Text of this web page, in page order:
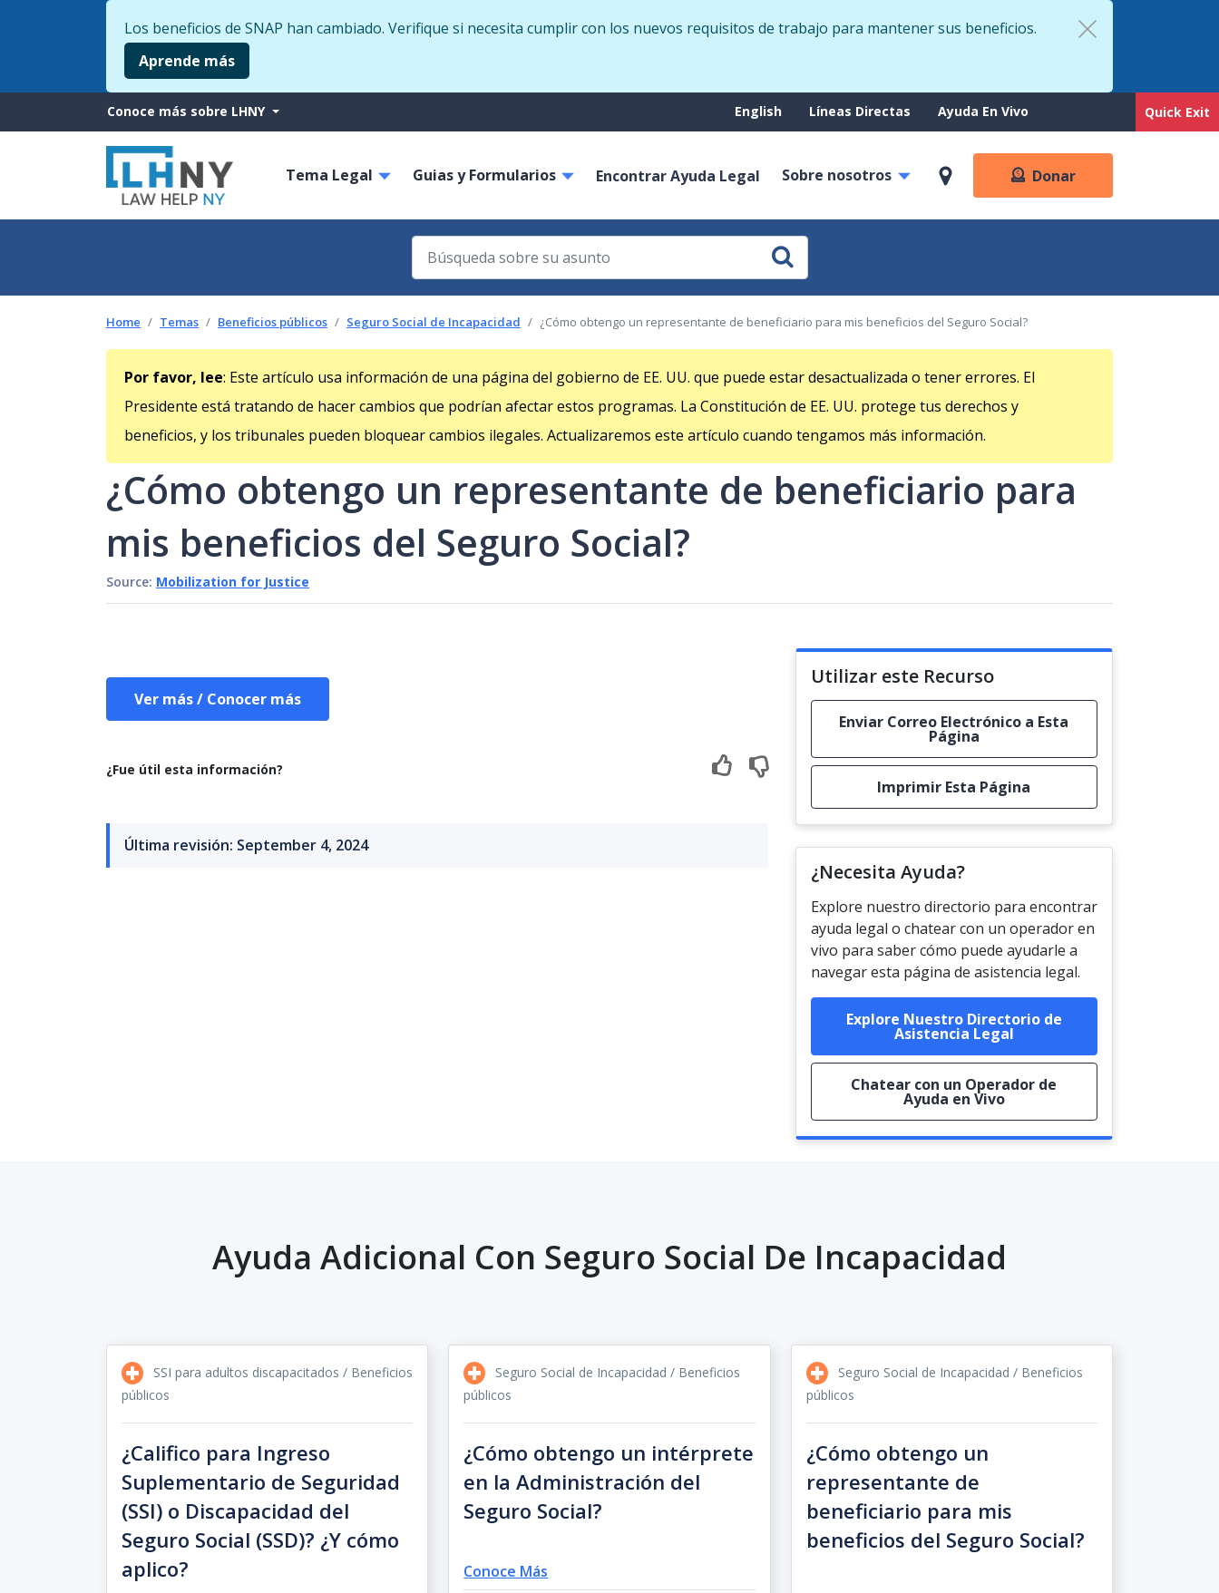
to
Quick Exit
Los beneficios de SNAP han cambiado. Verifique si necesita cumplir con los nuevos requisitos de trabajo para mantener sus beneficios.
Aprende más
More
from
LHNY
Conoce más sobre LHNY Support
English Líneas Directas Ayuda En Vivo
navigation
Tema Legal Guias y Formularios Encontrar Ayuda Legal Sobre nosotros Donar
Home Temas Beneficios públicos Seguro Social de Incapacidad ¿Cómo obtengo un representante de beneficiario para mis beneficios del Seguro Social?
Por favor, lee: Este artículo usa información de una página del gobierno de EE. UU. que puede estar desactualizada o tener errores. El
Presidente está tratando de hacer cambios que podrían afectar estos programas. La Constitución de EE. UU. protege tus derechos y
beneficios, y los tribunales pueden bloquear cambios ilegales. Actualizaremos este artículo cuando tengamos más información.
¿Cómo obtengo un representante de beneficiario para
mis beneficios del Seguro Social?
Source: Mobilization for Justice
Ver más / Conocer más
¿Fue útil esta información?
Última revisión: September 4, 2024
Utilizar este Recurso
Enviar Correo Electrónico a Esta
Página
Imprimir Esta Página
¿Necesita Ayuda?
Explore nuestro directorio para encontrar
ayuda legal o chatear con un operador en
vivo para saber cómo puede ayudarle a
navegar esta página de asistencia legal.
Explore Nuestro Directorio de
Asistencia Legal
Chatear con un Operador de
Ayuda en Vivo
Ayuda Adicional Con Seguro Social De Incapacidad
SSI para adultos discapacitados / Beneficios
públicos
¿Califico para Ingreso
Suplementario de Seguridad
(SSI) o Discapacidad del
Seguro Social (SSD)? ¿Y cómo
aplico?
Seguro Social de Incapacidad / Beneficios
públicos
¿Cómo obtengo un intérprete
en la Administración del
Seguro Social?
Conoce Más
Seguro Social de Incapacidad / Beneficios
públicos
¿Cómo obtengo un
representante de
beneficiario para mis
beneficios del Seguro Social?